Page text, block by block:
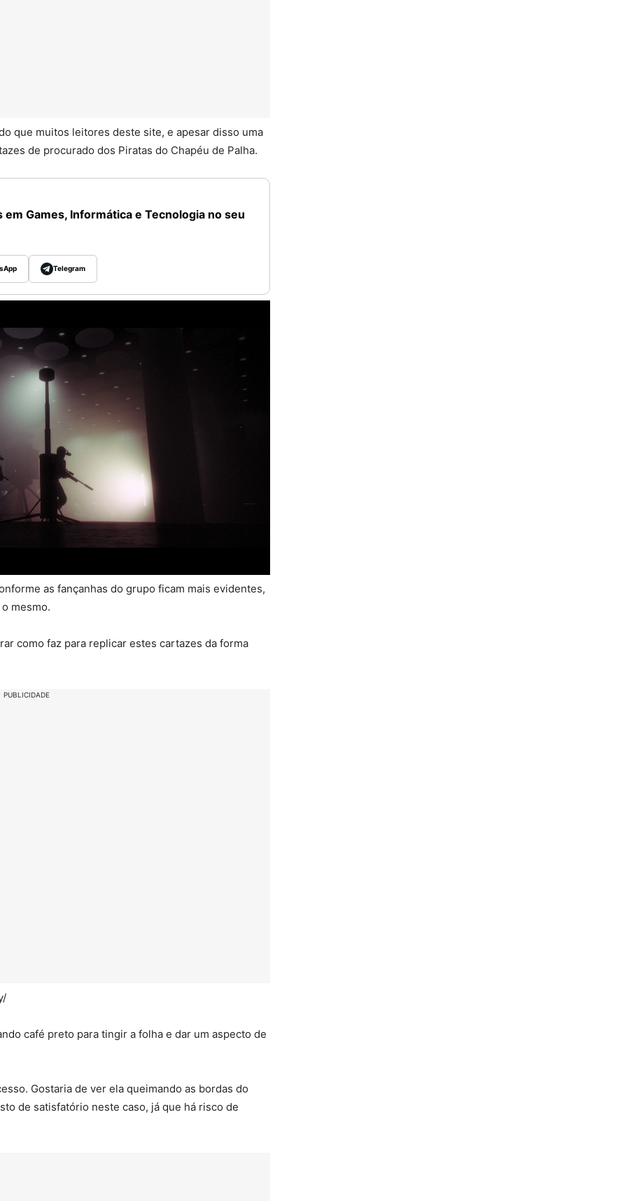
que muitos leitores deste site, e apesar disso uma
de procurado dos Piratas do Chapéu de Palha.
Games, Informática e Tecnologia no seu
Telegram
as fançanhas do grupo ficam mais evidentes,
mesmo.
como faz para replicar estes cartazes da forma
PUBLICIDADE
café preto para tingir a folha e dar um aspecto de
Gostaria de ver ela queimando as bordas do
de satisfatório neste caso, já que há risco de